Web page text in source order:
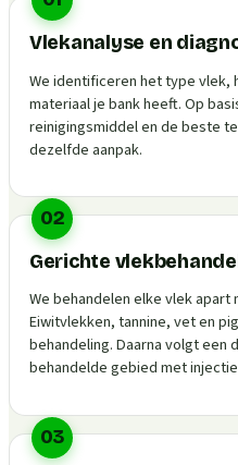
Vlekanalyse en
We identificeren het type vlek,
materiaal je bank heeft. Op
reinigingsmiddel en de beste
dezelfde aanpak.
02
Gerichte
We behandelen elke vlek
Eiwitvlekken, tannine, vet en
behandeling. Daarna volgt een
behandelde gebied met
03